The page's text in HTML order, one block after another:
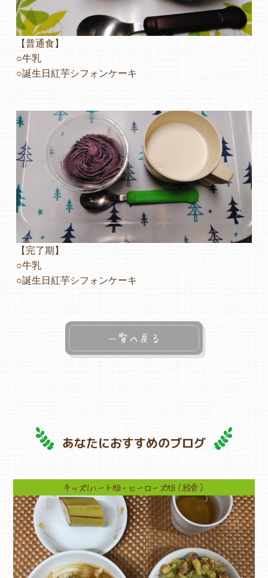
【普通食】
○牛乳
○誕生日紅芋シフォンケーキ
【完了期】
○牛乳
○誕生日紅芋シフォンケーキ
一覧へ戻る
あなたにおすすめのブログ
キッズ1ハート旭・ヒーローズ旭（給食）